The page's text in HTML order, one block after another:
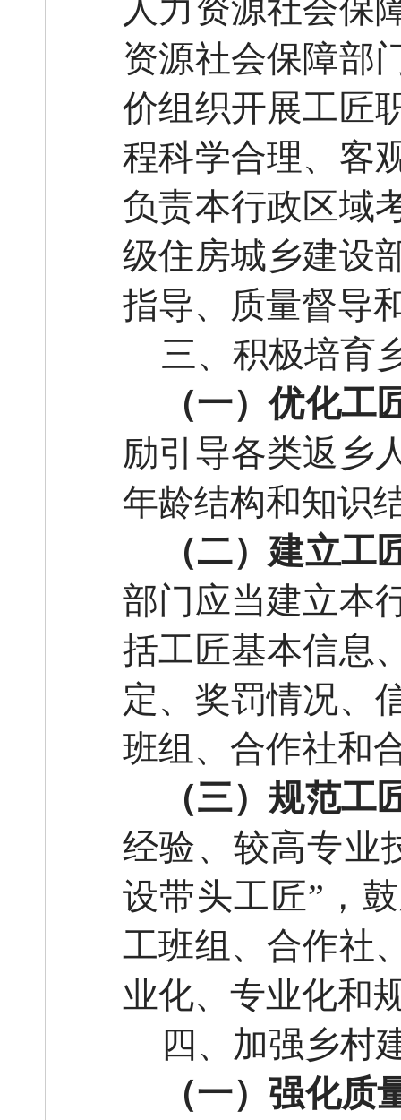
人力资源社会保
资源社会保障部
价组织开展工匠
程科学合理、客
负责本行政区域
级住房城乡建设
指导、质量督导
三、积极培育
（一）优化工
励引导各类返乡
年龄结构和知识
（二）建立工
部门应当建立本
括工匠基本信息
定、奖罚情况、
班组、合作社和
（三）规范工
经验、较高专业
设带头工匠”，
工班组、合作社
业化、专业化和
四、加强乡村
（一）强化质